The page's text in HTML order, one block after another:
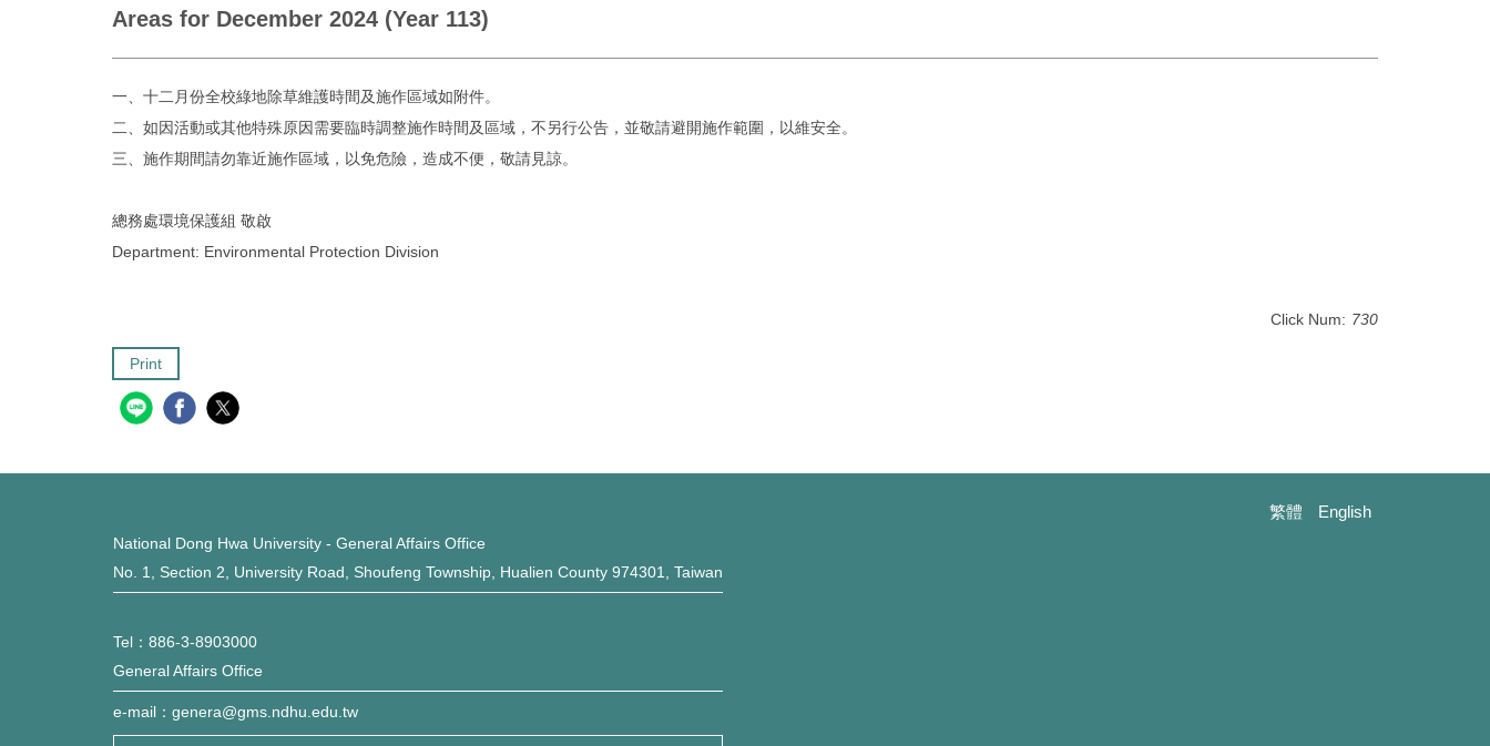
Areas for December 2024 (Year 113)
一、十二月份全校綠地除草維護時間及施作區域如附件。
二、如因活動或其他特殊原因需要臨時調整施作時間及區域，不另行公告，並敬請避開施作範圍，以維安全。
三、施作期間請勿靠近施作區域，以免危險，造成不便，敬請見諒。
總務處環境保護組 敬啟
Department: Environmental Protection Division
Click Num: 730
Print
繁體 English
National Dong Hwa University - General Affairs Office
No. 1, Section 2, University Road, Shoufeng Township, Hualien County 974301, Taiwan
Tel：886-3-8903000
General Affairs Office
e-mail：genera@gms.ndhu.edu.tw